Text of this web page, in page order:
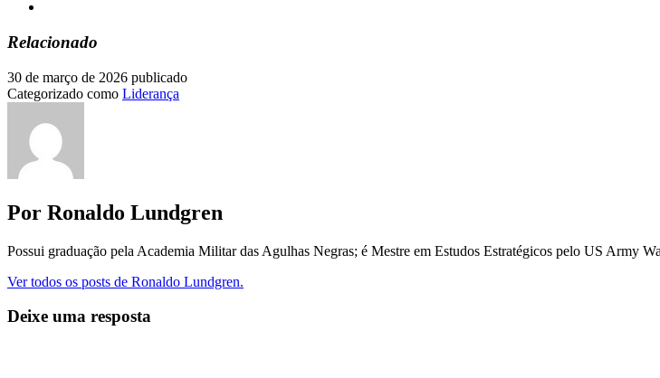
Relacionado
30 de março de 2026 publicado
Categorizado como Liderança
Por Ronaldo Lundgren
Possui graduação pela Academia Militar das Agulhas Negras; é Mestre em Estudos Estratégicos pelo US Army
Ver todos os posts de Ronaldo Lundgren.
Deixe uma resposta